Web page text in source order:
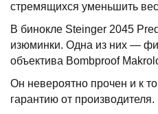
стремящихся уменьшить
В бинокле Steinger 2045
изюминки. Одна из них —
объектива Bombproof
Он невероятно прочен и к
гарантию от производителя.